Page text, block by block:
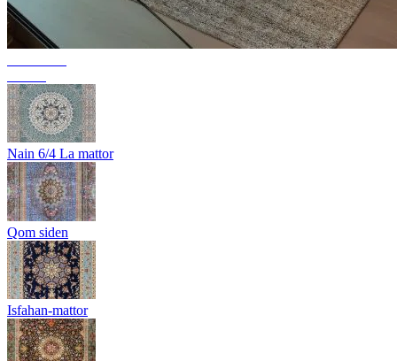
Nain 6/4 La mattor
Qom siden
Isfahan-mattor